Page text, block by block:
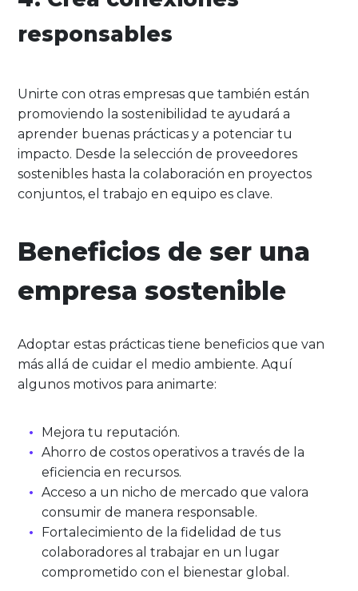
responsables
Unirte con otras empresas que también están
promoviendo la sostenibilidad te ayudará a
aprender buenas prácticas y a potenciar tu
impacto. Desde la selección de proveedores
sostenibles hasta la colaboración en proyectos
conjuntos, el trabajo en equipo es clave.
Beneficios de ser una
empresa sostenible
Adoptar estas prácticas tiene beneficios que van
más allá de cuidar el medio ambiente. Aquí
algunos motivos para animarte:
Mejora tu reputación.
Ahorro de costos operativos a través de la
eficiencia en recursos.
Acceso a un nicho de mercado que valora
consumir de manera responsable.
Fortalecimiento de la fidelidad de tus
colaboradores al trabajar en un lugar
comprometido con el bienestar global.